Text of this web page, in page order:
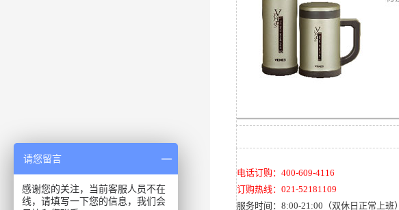
电话订购：400-609-4116
订购热线：021-52181109
服务时间：8:00-21:00（双休日正常上班）
请您留言
感谢您的关注，当前客服人员不在
线，请填写一下您的信息，我们会